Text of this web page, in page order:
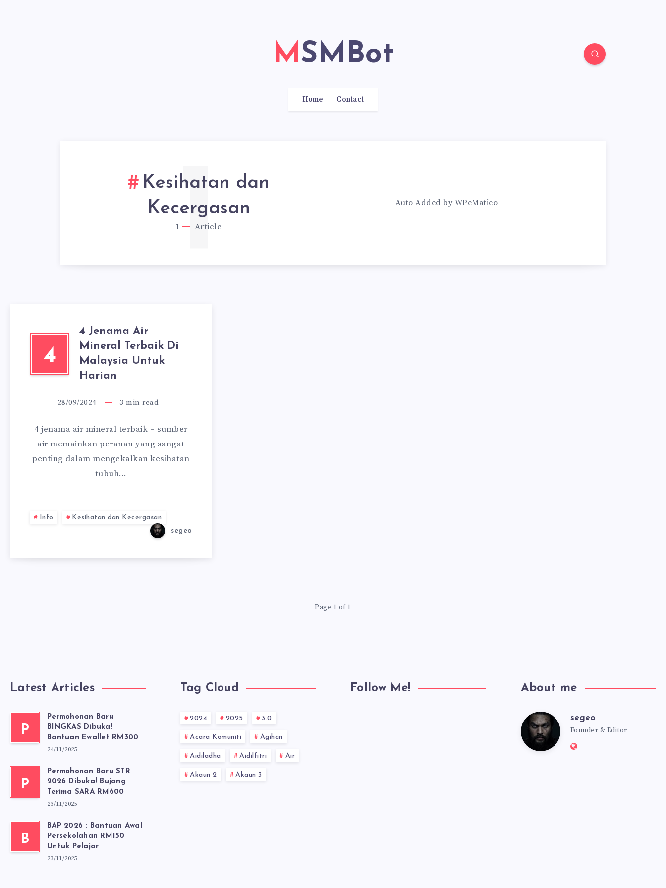
MSMBot
Home Contact
Kesihatan dan
Kecergasan
1 Article
1 Auto Added by WPeMatico
4
4 Jenama Air
Mineral Terbaik Di
Malaysia Untuk
Harian
28/09/2024 3 min read
4 jenama air mineral terbaik – sumber
air memainkan peranan yang sangat
penting dalam mengekalkan kesihatan
tubuh…
Info
Kesihatan dan Kecergasan
segeo
Page 1 of 1
Latest Articles
P
Permohonan Baru
BINGKAS Dibuka!
Bantuan Ewallet RM300
24/11/2025
P
Permohonan Baru STR
2026 Dibuka! Bujang
Terima SARA RM600
23/11/2025
B
BAP 2026 : Bantuan Awal
Persekolahan RM150
Untuk Pelajar
23/11/2025
Tag Cloud
2024 2025 3.0
Acara Komuniti Agihan
Aidiladha Aidilfitri Air
Akaun 2 Akaun 3
Follow Me! About me
segeo segeo
Founder & Editor
Website: